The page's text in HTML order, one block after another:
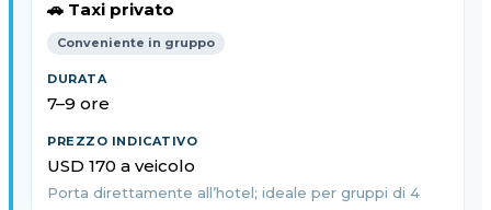
🚗 Taxi privato
Conveniente in gruppo
7–9 ore
USD 170 a veicolo
Porta direttamente all’hotel; ideale per gruppi di 4